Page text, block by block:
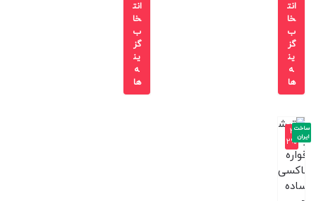
انت
خا
ب
گز
ین
ه
ها
انت
خا
ب
گز
ین
ه
ها
-3
2%
ساخت
ایران